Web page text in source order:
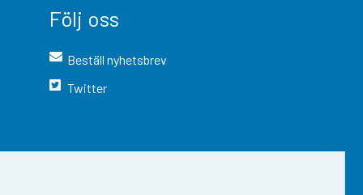
Följ oss
Beställ nyhetsbrev
Twitter